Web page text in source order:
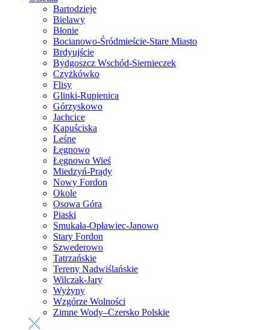
Bartodzieje
Bielawy
Błonie
Bocianowo-Śródmieście-Stare Miasto
Brdyujście
Bydgoszcz Wschód-Siernieczek
Czyżkówko
Flisy
Glinki-Rupienica
Górzyskowo
Jachcice
Kapuściska
Leśne
Łęgnowo
Łęgnowo Wieś
Miedzyń-Prądy
Nowy Fordon
Okole
Osowa Góra
Piaski
Smukała-Opławiec-Janowo
Stary Fordon
Szwederowo
Tatrzańskie
Tereny Nadwiślańskie
Wilczak-Jary
Wyżyny
Wzgórze Wolności
Zimne Wody–Czersko Polskie